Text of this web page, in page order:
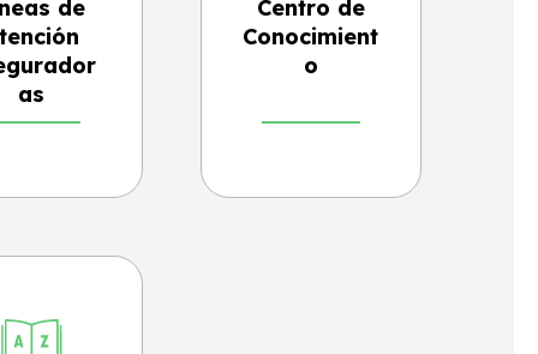
de
as
Centro de
Conocimient
o